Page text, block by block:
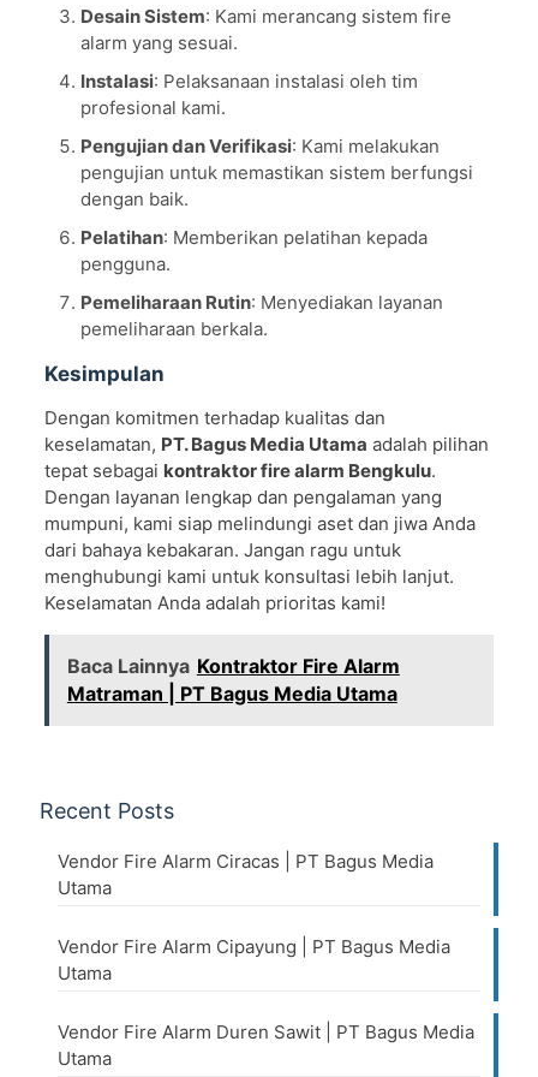
Desain Sistem: Kami merancang sistem fire
alarm yang sesuai.
Instalasi: Pelaksanaan instalasi oleh tim
profesional kami.
Pengujian dan Verifikasi: Kami melakukan
pengujian untuk memastikan sistem berfungsi
dengan baik.
Pelatihan: Memberikan pelatihan kepada
pengguna.
Pemeliharaan Rutin: Menyediakan layanan
pemeliharaan berkala.
Kesimpulan
Dengan komitmen terhadap kualitas dan
keselamatan, PT. Bagus Media Utama adalah pilihan
tepat sebagai kontraktor fire alarm Bengkulu.
Dengan layanan lengkap dan pengalaman yang
mumpuni, kami siap melindungi aset dan jiwa Anda
dari bahaya kebakaran. Jangan ragu untuk
menghubungi kami untuk konsultasi lebih lanjut.
Keselamatan Anda adalah prioritas kami!
Baca Lainnya Kontraktor Fire Alarm
Matraman | PT Bagus Media Utama
Recent Posts
Vendor Fire Alarm Ciracas | PT Bagus Media
Utama
Vendor Fire Alarm Cipayung | PT Bagus Media
Utama
Vendor Fire Alarm Duren Sawit | PT Bagus Media
Utama